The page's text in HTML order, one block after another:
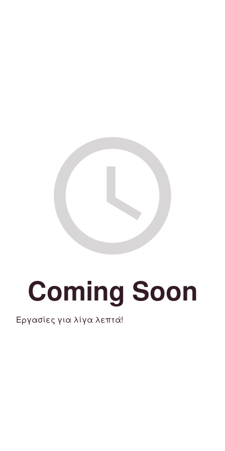
Coming Soon
Εργασίες για λίγα λεπτά!